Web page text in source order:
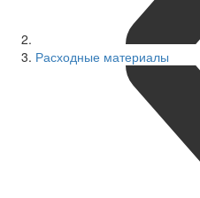
Расходные материалы